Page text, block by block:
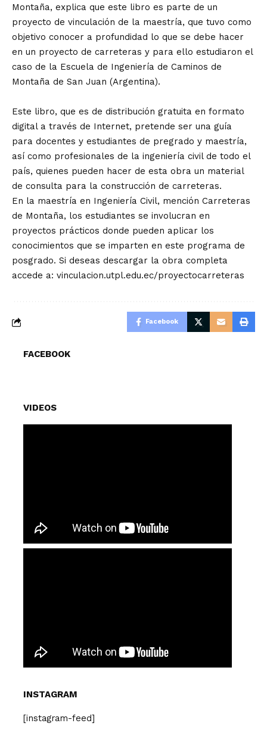
Montaña, explica que este libro es parte de un
proyecto de vinculación de la maestría, que tuvo como
objetivo conocer a profundidad lo que se debe hacer
en un proyecto de carreteras y para ello estudiaron el
caso de la Escuela de Ingeniería de Caminos de
Montaña de San Juan (Argentina).
Este libro, que es de distribución gratuita en formato
digital a través de Internet, pretende ser una guía
para docentes y estudiantes de pregrado y maestría,
así como profesionales de la ingeniería civil de todo el
país, quienes pueden hacer de esta obra un material
de consulta para la construcción de carreteras.
En la maestría en Ingeniería Civil, mención Carreteras
de Montaña, los estudiantes se involucran en
proyectos prácticos donde pueden aplicar los
conocimientos que se imparten en este programa de
posgrado. Si deseas descargar la obra completa
accede a: vinculacion.utpl.edu.ec/proyectocarreteras
Facebook
FACEBOOK
VIDEOS
INSTAGRAM
[instagram-feed]